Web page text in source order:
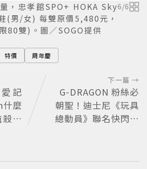
，忠孝館SPO+ HOKA Sky
男/女) 每雙原價5,480元，
80雙)。圖／SOGO提供
6/6
特價 周年慶
記
什麼
、
下一篇 →
G-DRAGON 粉絲必
朝聖！迪士尼《玩具
總動員》聯名快閃店